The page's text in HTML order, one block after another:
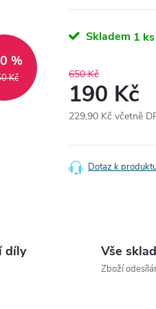
Kč
%
Skladem 1 ks
650 Kč
190 Kč
229,90 Kč včetně
cena:
Dotaz k
díly Vše
Zboží